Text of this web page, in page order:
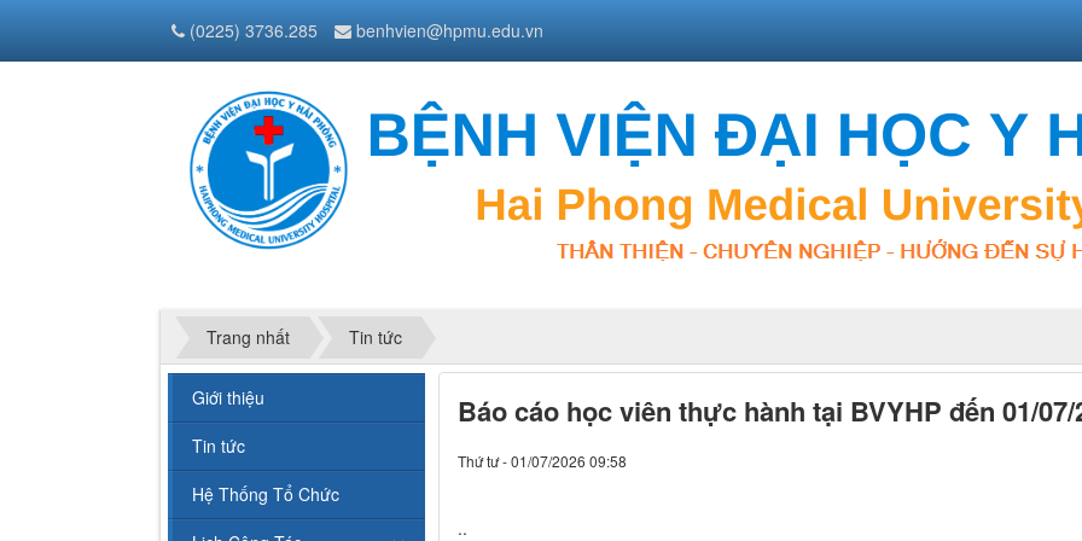
(0225) 3736.285 benhvien@hpmu.edu.vn
Trang nhất Tin tức
Báo cáo học viên thực hành tại BVYHP đến 01/07/
Thứ tư - 01/07/2026 09:58
..
Giới thiệu
Tin tức
Hệ Thống Tổ Chức